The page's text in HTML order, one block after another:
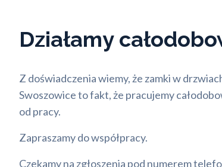
Działamy
Z doświadczenia wiemy, że zamki w
Swoszowice to fakt, że pracujemy
od pracy.
Zapraszamy do współpracy.
Czekamy na zgłoszenia pod numerem